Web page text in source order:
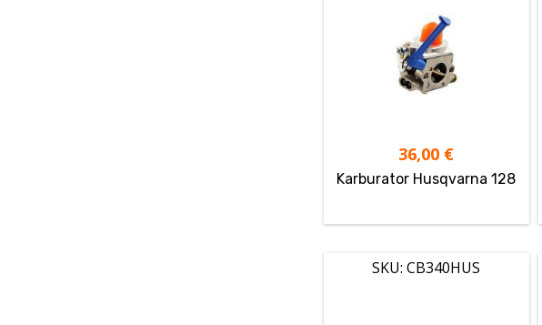
36,00 €
Karburator Husqvarna 128
SKU: CB340HUS